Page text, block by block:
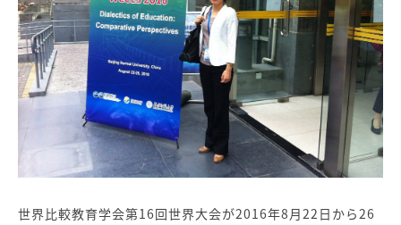
世界比較教育学会第16回世界大会が2016年8月22日から26